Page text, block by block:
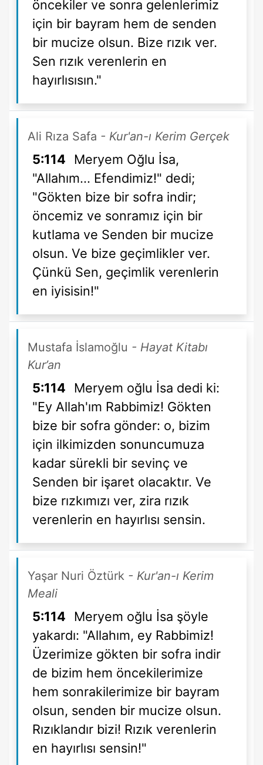
öncekiler ve sonra gelenlerimiz
için bir bayram hem de senden
bir mucize olsun. Bize rızık ver.
Sen rızık verenlerin en
hayırlısısın."
Ali Rıza Safa - Kur'an-ı Kerim Gerçek
5:114
Meryem Oğlu İsa,
"Allahım... Efendimiz!" dedi;
"Gökten bize bir sofra indir;
öncemiz ve sonramız için bir
kutlama ve Senden bir mucize
olsun. Ve bize geçimlikler ver.
Çünkü Sen, geçimlik verenlerin
en iyisisin!"
Mustafa İslamoğlu - Hayat Kitabı
Kur’an
5:114
Meryem oğlu İsa dedi ki:
"Ey Allah'ım Rabbimiz! Gökten
bize bir sofra gönder: o, bizim
için ilkimizden sonuncumuza
kadar sürekli bir sevinç ve
Senden bir işaret olacaktır. Ve
bize rızkımızı ver, zira rızık
verenlerin en hayırlısı sensin.
Yaşar Nuri Öztürk - Kur'an-ı Kerim
Meali
5:114
Meryem oğlu İsa şöyle
yakardı: "Allahım, ey Rabbimiz!
Üzerimize gökten bir sofra indir
de bizim hem öncekilerimize
hem sonrakilerimize bir bayram
olsun, senden bir mucize olsun.
Rızıklandır bizi! Rızık verenlerin
en hayırlısı sensin!"